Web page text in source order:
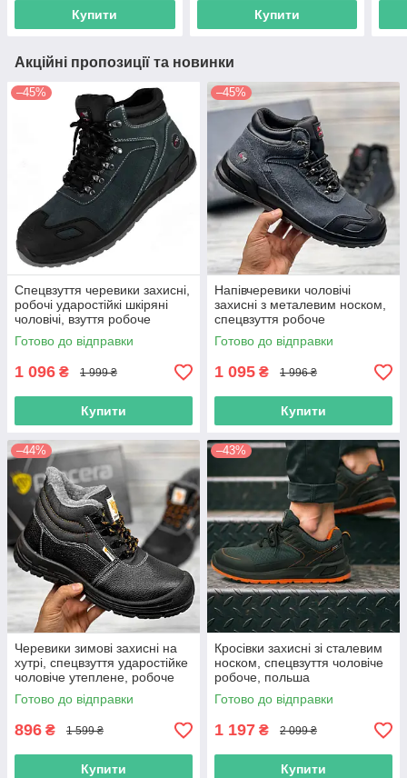
Купити Купити
Акційні пропозиції та новинки
–45%
Спецвзуття черевики захисні,
робочі ударостійкі шкіряні
чоловічі, взуття робоче
демісезонне, польша
Готово до відправки
1 096 ₴ 1 999 ₴
Купити
–45%
Напівчеревики чоловічі
захисні з металевим носком,
спецвзуття робоче
ударостійке захисне, польша
Готово до відправки
1 095 ₴ 1 996 ₴
Купити
–44%
Черевики зимові захисні на
хутрі, спецвзуття ударостійке
чоловіче утеплене, робоче
взуття метал носок, польша
Готово до відправки
896 ₴ 1 599 ₴
Купити
–43%
Кросівки захисні зі сталевим
носком, спецвзуття чоловіче
робоче, польша
Готово до відправки
1 197 ₴ 2 099 ₴
Купити